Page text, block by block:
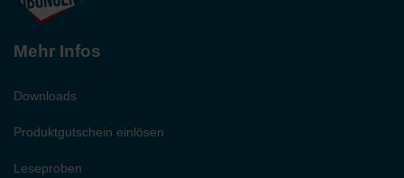
Mehr Infos
Downloads
Produktgutschein einlösen
Leseproben